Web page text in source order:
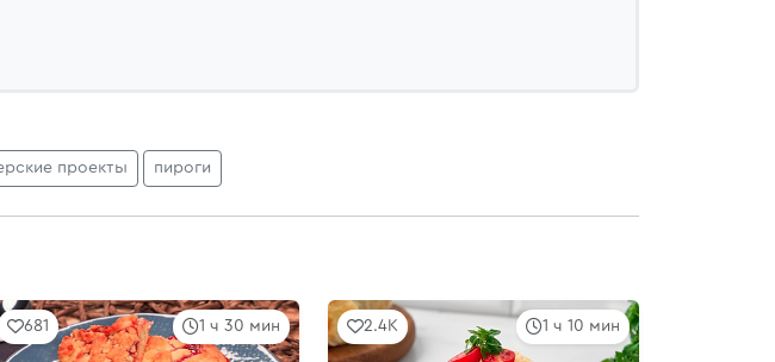
проекты пироги
1 ч 30 мин
681 1 ч 10 мин
2.4K